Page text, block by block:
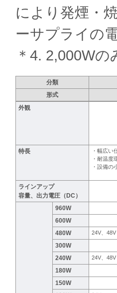
により発煙・
ーサプライの
＊4. 2,000W
分類
形式
外観
特長
・幅広い
・耐温度
・設備の
ラインアップ
容量、出力電圧（DC）
960W
600W
480W
24V、48V
300W
240W
24V、48V
180W
150W